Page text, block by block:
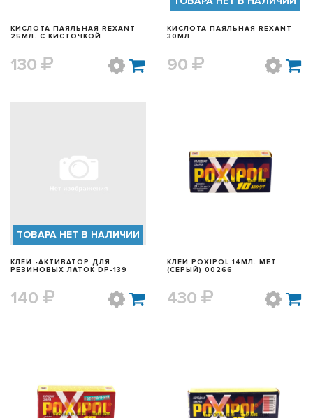
КИСЛОТА ПАЯЛЬНАЯ REXANT
25МЛ. С КИСТОЧКОЙ
130
КИСЛОТА ПАЯЛЬНАЯ REXANT
30МЛ.
90
ТОВАРА НЕТ В НАЛИЧИИ
КЛЕЙ -АКТИВАТОР ДЛЯ
РЕЗИНОВЫХ ЛАТОК DP-139
140
БЫСТРЫЙ ПРОСМОТР
КЛЕЙ POXIPOL 14МЛ. МЕТ.
(СЕРЫЙ) 00266
430
БЫСТРЫЙ ПРОСМОТР БЫСТРЫЙ ПРОСМОТР